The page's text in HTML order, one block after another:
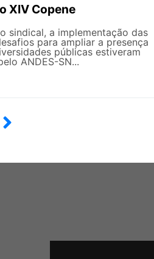
XIV Copene
sindical, a implementação das
para ampliar a presença
públicas estiveram
ANDES-SN...